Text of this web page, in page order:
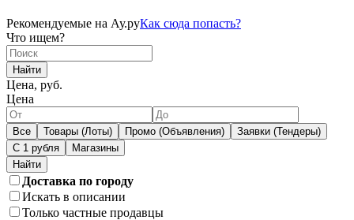
Рекомендуемые на Ау.руКак сюда попасть?
Что ищем?
Найти
Цена, руб.
Цена
Все Товары (Лоты) Промо (Объявления)
Заявки (Тендеры)
С 1 рубля
Магазины
Доставка по городу
Искать в описании
Только частные продавцы